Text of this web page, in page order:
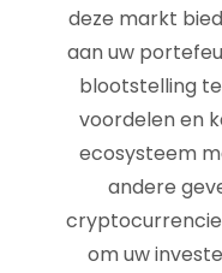
deze markt
aan uw
blootstelling
voordelen en
ecosysteem
andere
om uw